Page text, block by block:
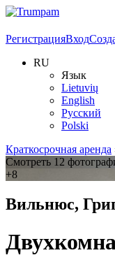
РегистрацияВход
RU
Язык
Lietuvių
English
Русский
Polski
Краткосрочная аренда
Смотреть 12
+8
Вильнюс,